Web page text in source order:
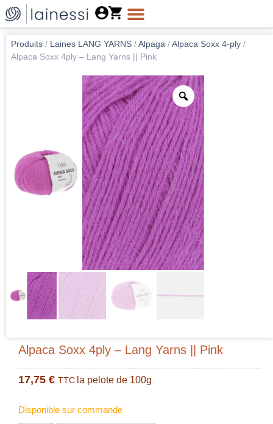
Produits / Laines LANG YARNS /Alpaga /Alpaca Soxx 4-ply /
Alpaca Soxx 4ply – Lang Yarns || Pink
Alpaca Soxx 4ply – Lang Yarns || Pink
17,75 € TTC la pelote de 100g
Disponible sur commande